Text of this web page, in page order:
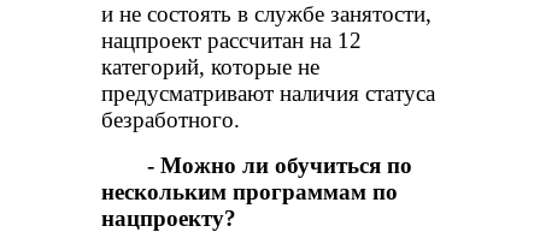
и не состоять в службе занятости,
нацпроект рассчитан на 12
категорий, которые не
предусматривают наличия статуса
безработного.
- Можно ли обучиться по
нескольким программам по
нацпроекту?